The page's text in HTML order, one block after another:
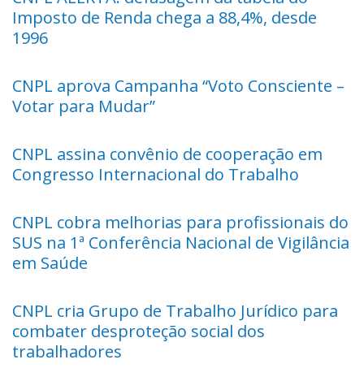
Imposto de Renda chega a 88,4%, desde
1996
CNPL aprova Campanha “Voto Consciente –
Votar para Mudar”
CNPL assina convênio de cooperação em
Congresso Internacional do Trabalho
CNPL cobra melhorias para profissionais do
SUS na 1ª Conferência Nacional de Vigilância
em Saúde
CNPL cria Grupo de Trabalho Jurídico para
combater desproteção social dos
trabalhadores